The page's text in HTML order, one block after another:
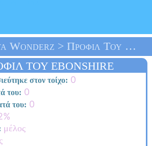
Κοινότητα Wonderz > Προφίλ Του Ebonshire > Αρχική Σελίδα
ΤΟΥ EBONSHIRE
στον τοίχο: 0
του: 0
του: 0
μέλος